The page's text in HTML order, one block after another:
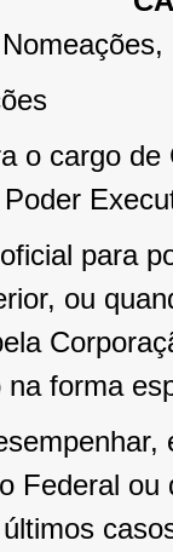
o cargo
para
ou
forma
Federal